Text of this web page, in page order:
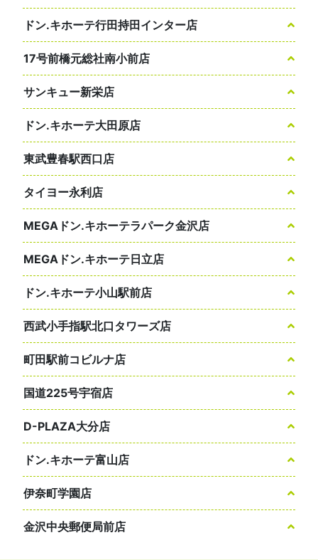
ドン.キホーテ行田持田インター店
17号前橋元総社南小前店
サンキュー新栄店
ドン.キホーテ大田原店
東武豊春駅西口店
タイヨー永利店
MEGAドン.キホーテラパーク金沢店
MEGAドン.キホーテ日立店
ドン.キホーテ小山駅前店
西武小手指駅北口タワーズ店
町田駅前コビルナ店
国道225号宇宿店
D-PLAZA大分店
ドン.キホーテ富山店
伊奈町学園店
金沢中央郵便局前店